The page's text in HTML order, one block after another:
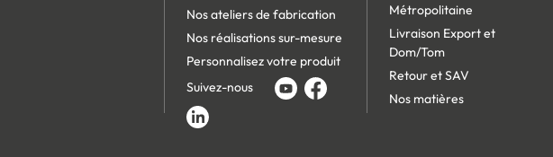
Nos ateliers de fabrication
Nos réalisations sur-mesure
Personnalisez votre produit
Suivez-nous
Métropolitaine
Livraison Export et
Dom/Tom
Retour et SAV
Nos matières